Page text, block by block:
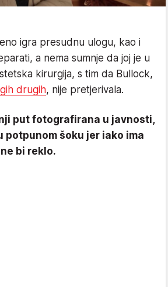
igra presudnu ulogu, kao i
a nema sumnje da joj je u
kirurgija, s tim da Bullock,
drugih, nije pretjerivala.
put fotografirana u javnosti,
potpunom šoku jer iako ima
bi reklo.